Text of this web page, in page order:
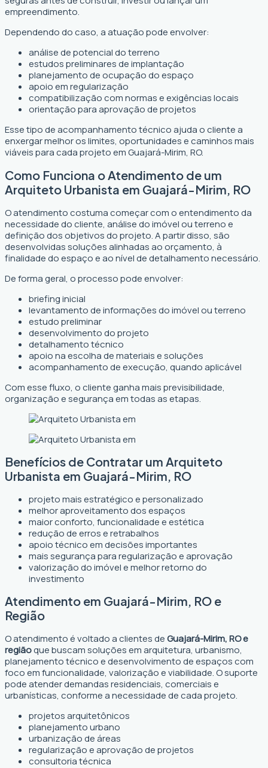
empreendimento.
Dependendo do caso, a atuação pode envolver:
análise de potencial do terreno
estudos preliminares de implantação
planejamento de ocupação do espaço
apoio em regularização
compatibilização com normas e exigências locais
orientação para aprovação de projetos
Esse tipo de acompanhamento técnico ajuda o cliente a
enxergar melhor os limites, oportunidades e caminhos mais
viáveis para cada projeto em Guajará-Mirim, RO.
Como Funciona o Atendimento de um
Arquiteto Urbanista em Guajará-Mirim, RO
O atendimento costuma começar com o entendimento da
necessidade do cliente, análise do imóvel ou terreno e
definição dos objetivos do projeto. A partir disso, são
desenvolvidas soluções alinhadas ao orçamento, à
finalidade do espaço e ao nível de detalhamento necessário.
De forma geral, o processo pode envolver:
briefing inicial
levantamento de informações do imóvel ou terreno
estudo preliminar
desenvolvimento do projeto
detalhamento técnico
apoio na escolha de materiais e soluções
acompanhamento de execução, quando aplicável
Com esse fluxo, o cliente ganha mais previsibilidade,
organização e segurança em todas as etapas.
Benefícios de Contratar um Arquiteto
Urbanista em Guajará-Mirim, RO
projeto mais estratégico e personalizado
melhor aproveitamento dos espaços
maior conforto, funcionalidade e estética
redução de erros e retrabalhos
apoio técnico em decisões importantes
mais segurança para regularização e aprovação
valorização do imóvel e melhor retorno do
investimento
Atendimento em Guajará-Mirim, RO e
Região
O atendimento é voltado a clientes deGuajará-Mirim, RO e
regiãoque buscam soluções em arquitetura, urbanismo,
planejamento técnico e desenvolvimento de espaços com
foco em funcionalidade, valorização e viabilidade. O suporte
pode atender demandas residenciais, comerciais e
urbanísticas, conforme a necessidade de cada projeto.
projetos arquitetônicos
planejamento urbano
urbanização de áreas
regularização e aprovação de projetos
consultoria técnica